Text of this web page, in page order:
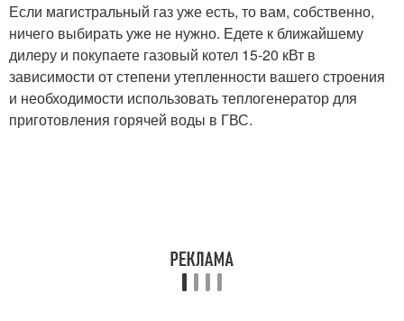
Если магистральный газ уже есть, то вам, собственно,
ничего выбирать уже не нужно. Едете к ближайшему
дилеру и покупаете газовый котел 15-20 кВт в
зависимости от степени утепленности вашего строения
и необходимости использовать теплогенератор для
приготовления горячей воды в ГВС.